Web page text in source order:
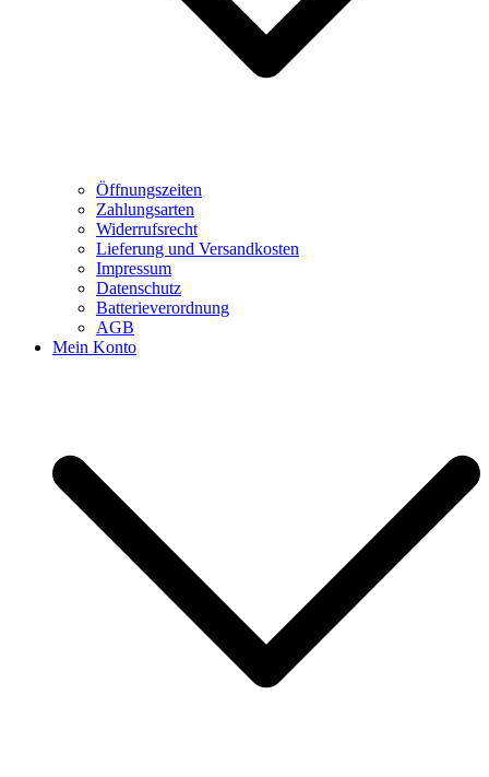
Öffnungszeiten
Zahlungsarten
Widerrufsrecht
Lieferung und Versandkosten
Impressum
Datenschutz
Batterieverordnung
AGB
Mein Konto